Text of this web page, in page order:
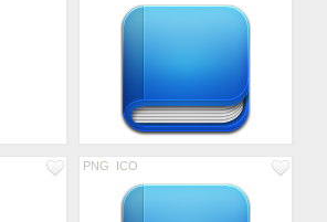
PNG ICO